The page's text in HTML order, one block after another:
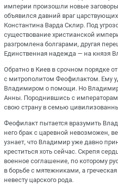
империи произошли новые
объявился давний враг
Константина Варда Склир. Под
существование христианской
разгромлена болгарами, другая
Единственная надежда — на князя
Обратно в Киев в срочном порядке
с митрополитом Феофилактом. Ему
Владимиром о помощи. Но Владимир
Анны. Породнившись с
свою страну в семью
Феофилакт пытается вразумить
него брак с царевной невозможен,
узнает, что Владимир уже давно
креститься хоть сейчас. Скрепя
военное соглашение, по которому
в борьбе с мятежниками, а
невесту царского рода.